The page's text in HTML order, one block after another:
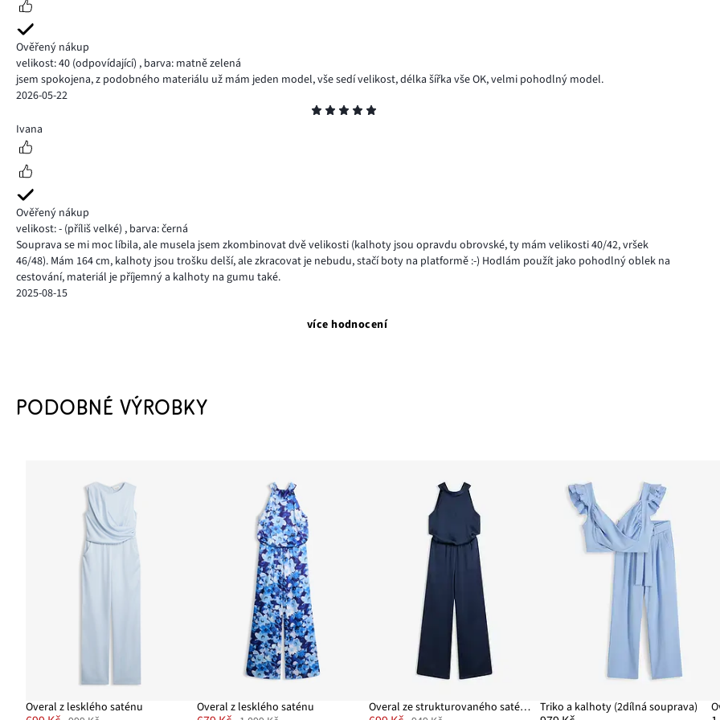
Ověřený nákup
velikost: 40 (odpovídající) , barva: matně zelená
jsem spokojena, z podobného materiálu už mám jeden model, vše sedí velikost, délka šířka vše OK, velmi pohodlný model.
2026-05-22
5
Ivana
Ověřený nákup
velikost: - (příliš velké) , barva: černá
Souprava se mi moc líbila, ale musela jsem zkombinovat dvě velikosti (kalhoty jsou opravdu obrovské, ty mám velikosti 40/42, vršek
46/48). Mám 164 cm, kalhoty jsou trošku delší, ale zkracovat je nebudu, stačí boty na platformě :-) Hodlám použít jako pohodlný oblek na
cestování, materiál je příjemný a kalhoty na gumu také.
2025-08-15
více hodnocení
PODOBNÉ VÝROBKY
Overal z lesklého saténu Overal z lesklého saténu Overal ze strukturovaného saténu Triko a kalhoty (2dílná souprava)